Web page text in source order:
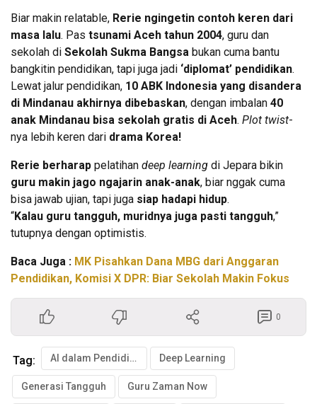
Biar makin relatable, Rerie ngingetin contoh keren dari
masa lalu. Pas tsunami Aceh tahun 2004, guru dan
sekolah di Sekolah Sukma Bangsa bukan cuma bantu
bangkitin pendidikan, tapi juga jadi ‘diplomat’ pendidikan.
Lewat jalur pendidikan, 10 ABK Indonesia yang disandera
di Mindanau akhirnya dibebaskan, dengan imbalan 40
anak Mindanau bisa sekolah gratis di Aceh. Plot twist-
nya lebih keren dari drama Korea!
Rerie berharap pelatihan deep learning di Jepara bikin
guru makin jago ngajarin anak-anak, biar nggak cuma
bisa jawab ujian, tapi juga siap hadapi hidup.
“Kalau guru tangguh, muridnya juga pasti tangguh,”
tutupnya dengan optimistis.
Baca Juga : MK Pisahkan Dana MBG dari Anggaran
Pendidikan, Komisi X DPR: Biar Sekolah Makin Fokus
0
Tag: AI dalam Pendidikan Deep Learning
Generasi Tangguh Guru Zaman Now